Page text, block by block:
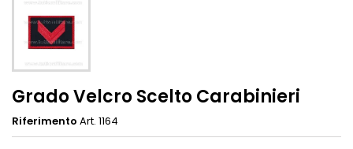
Grado Velcro Scelto Carabinieri
Riferimento Art. 1164